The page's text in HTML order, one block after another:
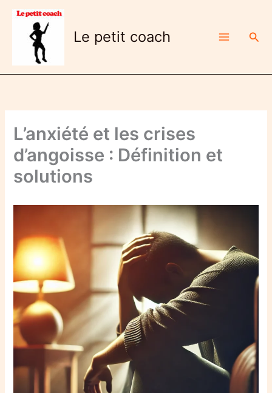
Aller
contenu
Le petit coach
L’anxiété et les crises
d’angoisse : Définition et
solutions